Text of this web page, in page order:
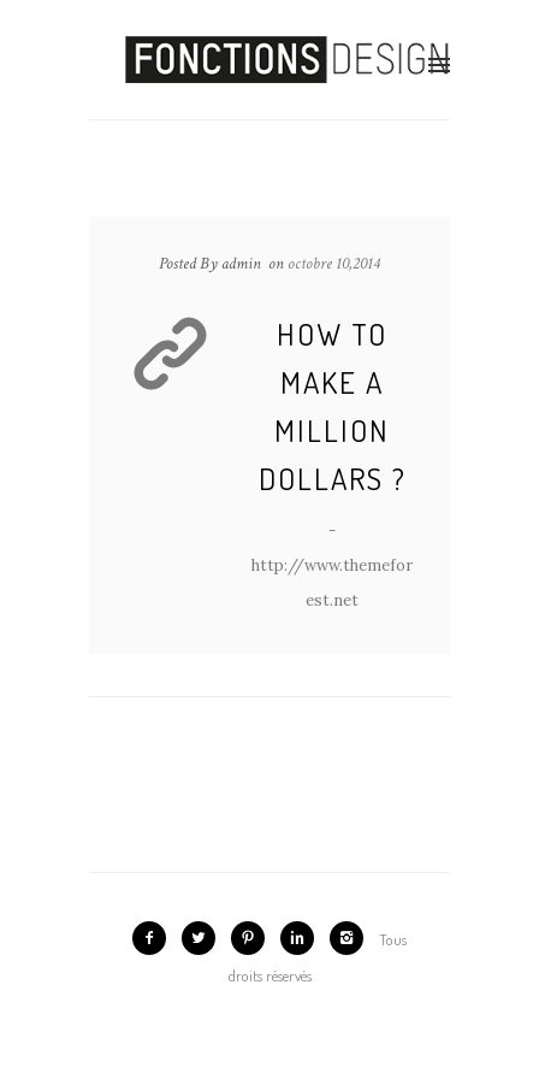
Posted By admin on octobre 10,2014
HOW TO
MAKE A
MILLION
DOLLARS ?
-
http://www.themefor
est.net
Tous
droits réservés